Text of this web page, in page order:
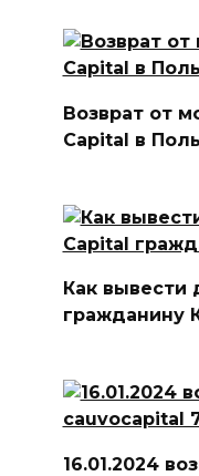
Возврат от
Capital в
Как вывести
гражданину
16.01.2024